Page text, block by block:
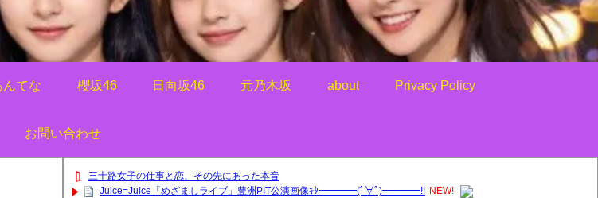
んてな 櫻坂46 日向坂46 元乃木坂 about Privacy Policy
お問い合わせ
三十路女子の仕事と恋、その先にあった本音
Juice=Juice「めざましライブ」豊洲PIT公演画像ｷﾀ━━━━(ﾟ∀ﾟ)━━━━!! NEW!